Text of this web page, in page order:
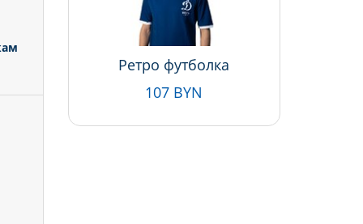
Ретро футболка
107 BYN